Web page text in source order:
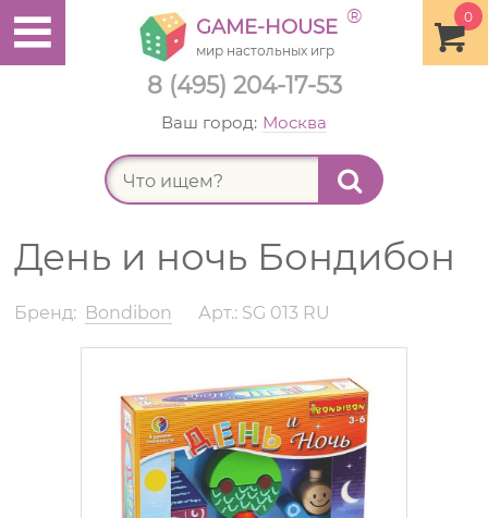
8 (495) 204-17-53
0
GAME-HOUSE ®
мир настольных игр
Ваш город: Москва
День и ночь Бондибон
Бренд: Bondibon Арт.: SG 013 RU